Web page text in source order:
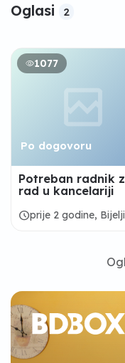
Oglasi 2
1077
Po dogovoru
Potreban radnik
rad u kancelariji
scheduleprije 2 godine,